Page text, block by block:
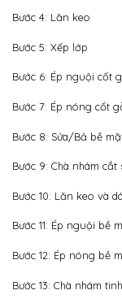
Bước 4: Lăn keo
Bước 5: Xếp lớp
Bước 6: Ép nguội cốt
Bước 7: Ép nóng cốt
Bước 8: Sửa/Bả bề
Bước 9: Chà nhám
Bước 10: Lăn keo và
Bước 11: Ép nguội bề
Bước 12: Ép nóng bề
Bước 13: Chà nhám tinh